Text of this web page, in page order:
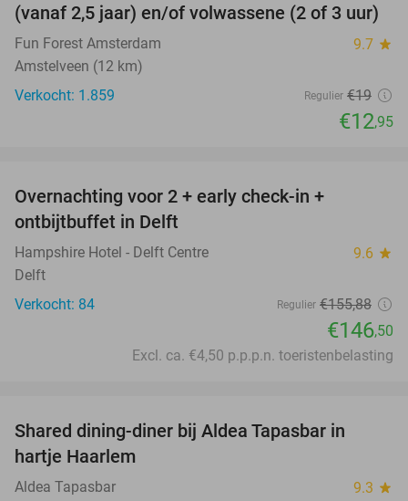
(vanaf 2,5 jaar) en/of volwassene (2 of 3 uur)
Fun Forest Amsterdam 9.7 star
Amstelveen (12 km)
Verkocht: 1.859
Regulier €19
€12,95
Overnachting voor 2 + early check-in +
ontbijtbuffet in Delft
Hampshire Hotel - Delft Centre 9.6 star
Delft
Verkocht: 84
Regulier €155,88
€146,50
Excl. ca. €4,50 p.p.p.n. toeristenbelasting
Shared dining-diner bij Aldea Tapasbar in
hartje Haarlem
Aldea Tapasbar 9.3 star